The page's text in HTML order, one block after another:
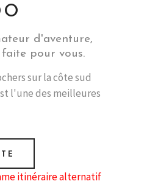
d'aventure,
pour vous.
sur la côte sud
l'une des meilleures
itinéraire alternatif